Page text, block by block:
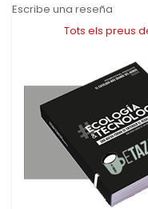
Escribe una reseña
Tots els preus